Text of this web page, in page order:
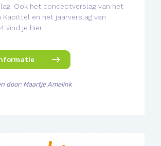
Ook het conceptverslag van het
Kapittel en het jaarverslag van
vind je hier.
door: Maartje Amelink